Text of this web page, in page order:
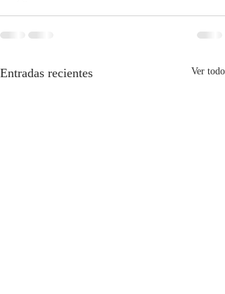
Entradas recientes Ver todo